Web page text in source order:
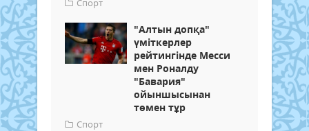
Спорт
"Алтын допқа"
үміткерлер
рейтингінде Месси
мен Роналду
"Бавария"
ойыншысынан
төмен тұр
Спорт